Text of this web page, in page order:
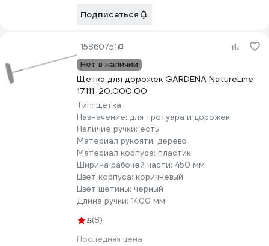
Подписаться
15860751
Нет в наличии
Щетка для дорожек GARDENA NatureLine
17111-20.000.00
Тип: щетка
Назначение: для тротуара и дорожек
Наличие ручки: есть
Материал рукояти: дерево
Материал корпуса: пластик
Ширина рабочей части: 450 мм
Цвет корпуса: коричневый
Цвет щетины: черный
Длина ручки: 1400 мм
5(8)
Последняя цена